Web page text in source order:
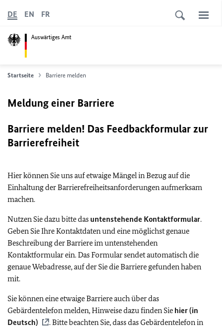
Auswärtiges Amt
DE EN FR
Startseite Barriere melden
Meldung einer Barriere
Barriere melden! Das Feedbackformular zur
Barrierefreiheit
Hier können Sie uns auf etwaige Mängel in Bezug auf die
Einhaltung der Barrierefreiheitsanforderungen aufmerksam
machen.
Nutzen Sie dazu bitte das untenstehende Kontaktformular.
Geben Sie Ihre Kontaktdaten und eine möglichst genaue
Beschreibung der Barriere im untenstehenden
Kontaktformular ein. Das Formular sendet automatisch die
genaue Webadresse, auf der Sie die Barriere gefunden haben
mit.
Sie können eine etwaige Barriere auch über das
Gebärdentelefon melden, Hinweise dazu finden Sie hier (in
Deutsch)
. Bitte beachten Sie, dass das Gebärdentelefon in